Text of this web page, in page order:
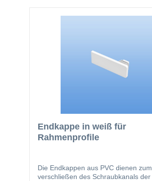
Endkappe in weiß für
Rahmenprofile
Die Endkappen aus PVC dienen zum
verschließen des Schraubkanals der